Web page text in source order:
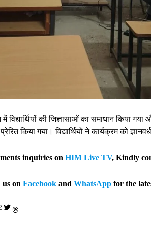
विद्यार्थियों की जिज्ञासाओं का समाधान किया
किया गया। विद्यार्थियों ने कार्यक्रम को
inquiries on HIM Live TV, Kindly
on Facebook and WhatsApp for the
X (Twitter) Threads